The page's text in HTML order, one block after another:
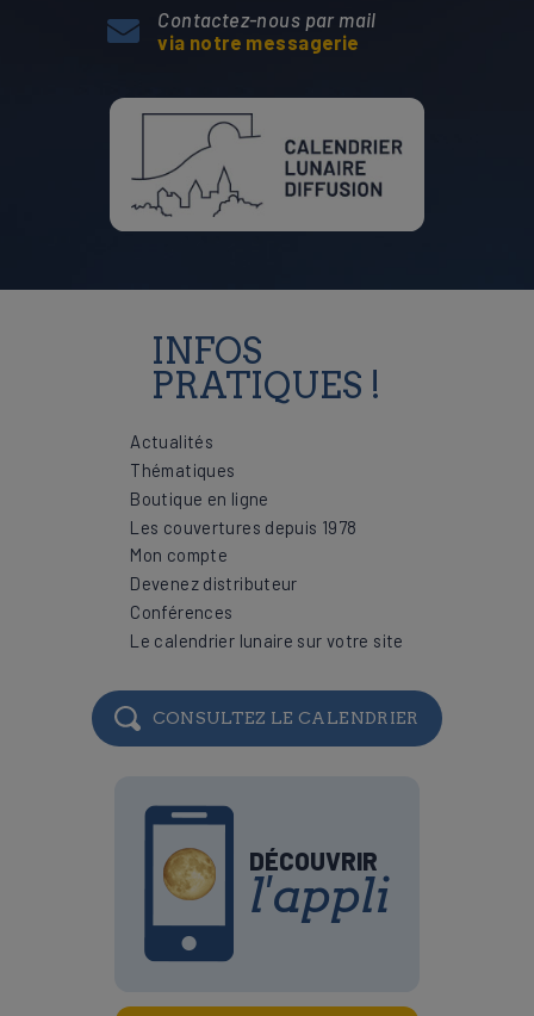
Contactez-nous par mail
via notre messagerie
INFOS
PRATIQUES !
Actualités
Thématiques
Boutique en ligne
Les couvertures depuis 1978
Mon compte
Devenez distributeur
Conférences
Le calendrier lunaire sur votre site
CONSULTEZ LE CALENDRIER
DÉCOUVRIR
l'appli